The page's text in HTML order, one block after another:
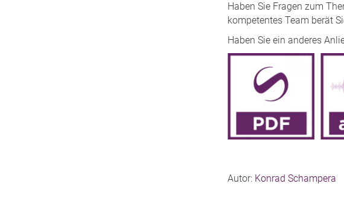
Haben Sie Fragen zum
kompetentes Team berät
Haben Sie ein anderes
Autor: Konrad Schampera